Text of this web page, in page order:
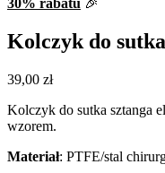
Kolczyk do
39,00 zł
Kolczyk do sutka sztanga
wzorem.
Materiał: PTFE/stal